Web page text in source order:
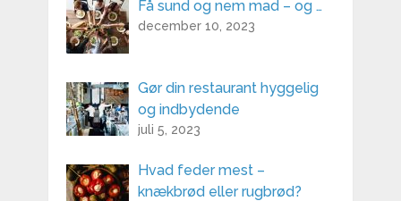
Få sund og nem mad – og …
december 10, 2023
Gør din restaurant hyggelig
og indbydende
juli 5, 2023
Hvad feder mest –
knækbrød eller rugbrød?